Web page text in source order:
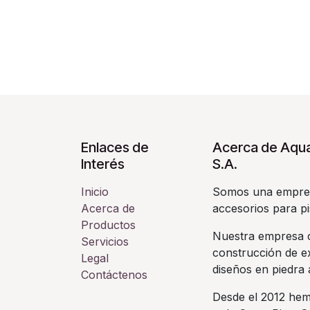
Enlaces de
Interés
Inicio
Acerca de
Productos
Servicios
Legal
Contáctenos
Acerca de
S.A.
Somos una
accesorios para
Nuestra empresa
construcción de
diseños en piedra
Desde el 2012